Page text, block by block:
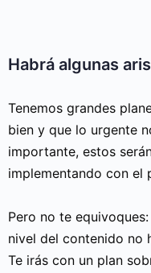
Habrá algunas
Tenemos grandes
bien y que lo urgente
importante, estos
implementando con el
Pero no te
nivel del contenido no
Te irás con un plan